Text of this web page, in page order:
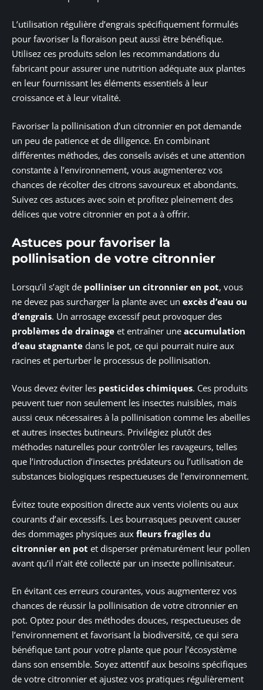
L’utilisation régulière d’engrais spécifiquement formulés
pour favoriser la floraison peut aussi être bénéfique.
Utilisez ces produits selon les recommandations du
fabricant pour assurer une nutrition adéquate aux plantes
en leur fournissant les éléments essentiels à leur
croissance et à leur vitalité.
Favoriser la pollinisation d’un citronnier en pot demande
un peu de patience et de diligence. En combinant
différentes méthodes, des conseils avisés et une attention
constante à l’environnement, vous augmenterez vos
chances de récolter des citrons savoureux et abondants.
Suivez ces astuces avec soin et profitez pleinement des
délices que votre citronnier en pot a à offrir.
Astuces pour favoriser la
pollinisation de votre citronnier
Lorsqu’il s’agit de polliniser un citronnier en pot, vous
ne devez pas surcharger la plante avec un excès d’eau ou
d’engrais. Un arrosage excessif peut provoquer des
problèmes de drainage et entraîner une accumulation
d’eau stagnante dans le pot, ce qui pourrait nuire aux
racines et perturber le processus de pollinisation.
Vous devez éviter les pesticides chimiques. Ces produits
peuvent tuer non seulement les insectes nuisibles, mais
aussi ceux nécessaires à la pollinisation comme les abeilles
et autres insectes butineurs. Privilégiez plutôt des
méthodes naturelles pour contrôler les ravageurs, telles
que l’introduction d’insectes prédateurs ou l’utilisation de
substances biologiques respectueuses de l’environnement.
Évitez toute exposition directe aux vents violents ou aux
courants d’air excessifs. Les bourrasques peuvent causer
des dommages physiques aux fleurs fragiles du
citronnier en pot et disperser prématurément leur pollen
avant qu’il n’ait été collecté par un insecte pollinisateur.
En évitant ces erreurs courantes, vous augmenterez vos
chances de réussir la pollinisation de votre citronnier en
pot. Optez pour des méthodes douces, respectueuses de
l’environnement et favorisant la biodiversité, ce qui sera
bénéfique tant pour votre plante que pour l’écosystème
dans son ensemble. Soyez attentif aux besoins spécifiques
de votre citronnier et ajustez vos pratiques régulièrement